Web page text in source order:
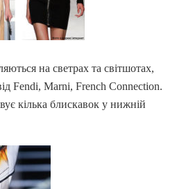
на светрах та світшотах,
Fendi, Marni, French Connection.
кілька блискавок у нижній